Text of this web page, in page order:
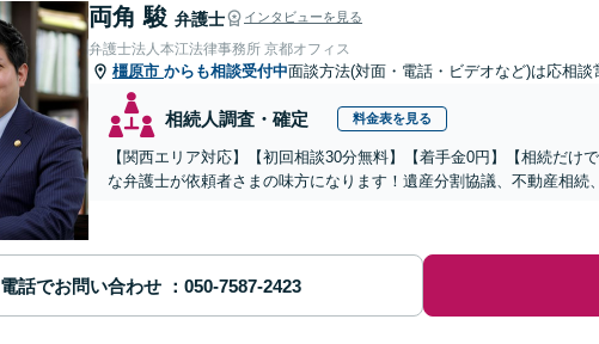
両角 駿 弁護士 インタビューを見る
弁護士法人本江法律事務所 京都オフィス
橿原市 からも相談受付中面談方法(対面・電話・ビデオなど)は応相談
相続人調査・確定 料金表を見る
【関西エリア対応】【初回相談30分無料】【着手金0円】【相続だけ
な弁護士が依頼者さまの味方になります！遺産分割協議、不動産相続
電話でお問い合わせ